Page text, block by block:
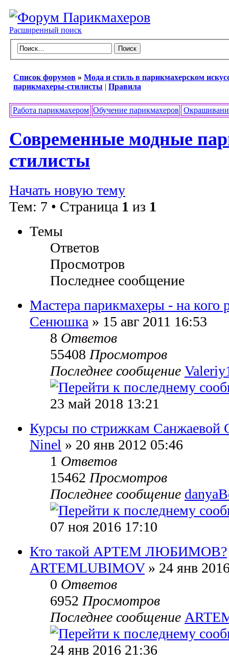
Расширенный поиск
Список форумов » Мода и стиль в парикмахерском
парикмахеры-стилисты | Правила
Работа парикмахером Обучение парикмахеров
Современные модные
стилисты
Начать новую тему
Тем: 7 • Страница 1 из 1
Темы
Ответов
Просмотров
Последнее сообщение
Мастера парикмахеры - на кого
Сенюшка » 15 авг 2011 16:53
8 Ответов
55408Просмотров
Последнее сообщение
23 май 2018 13:21
Курсы по стрижкам Санжаевой
Ninel » 20 янв 2012 05:46
1 Ответов
15462Просмотров
Последнее сообщение
07 ноя 2016 17:10
Кто такой АРТЕМ ЛЮБИМОВ?
ARTEMLUBIMOV» 24 янв
0 Ответов
6952Просмотров
Последнее сообщение
24 янв 2016 21:36